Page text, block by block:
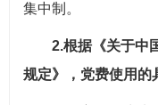
集中制。
2.根据《关于中
规定》，党费使用的